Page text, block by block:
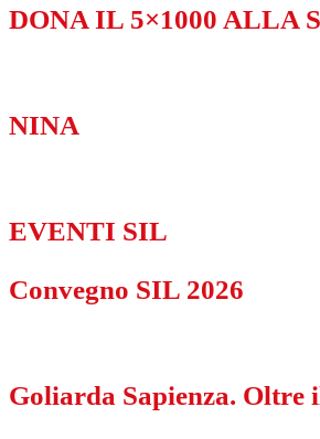
DONA IL 5×1000 ALLA
NINA
EVENTI SIL
Convegno SIL 2026
Goliarda Sapienza. Oltre